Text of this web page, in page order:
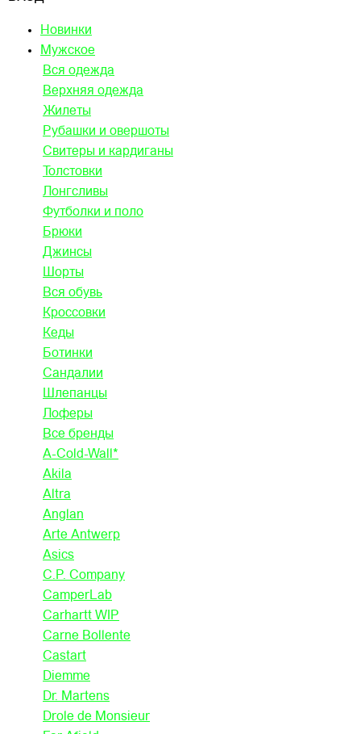
Новинки
Мужское
Вся одежда
Верхняя одежда
Жилеты
Рубашки и овершоты
Свитеры и кардиганы
Толстовки
Лонгсливы
Футболки и поло
Брюки
Джинсы
Шорты
Вся обувь
Кроссовки
Кеды
Ботинки
Сандалии
Шлепанцы
Лоферы
Все бренды
A-Cold-Wall*
Akila
Altra
Anglan
Arte Antwerp
Asics
C.P. Company
CamperLab
Carhartt WIP
Carne Bollente
Castart
Diemme
Dr. Martens
Drole de Monsieur